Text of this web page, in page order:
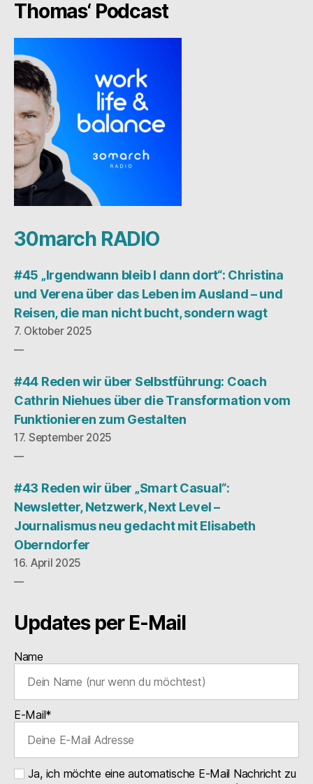
Thomas‘ Podcast
30march RADIO
#45 „Irgendwann bleib I dann dort“: Christina
und Verena über das Leben im Ausland – und
Reisen, die man nicht bucht, sondern wagt
7. Oktober 2025
#44 Reden wir über Selbstführung: Coach
Cathrin Niehues über die Transformation vom
Funktionieren zum Gestalten
17. September 2025
#43 Reden wir über „Smart Casual“:
Newsletter, Netzwerk, Next Level –
Journalismus neu gedacht mit Elisabeth
Oberndorfer
16. April 2025
Updates per E-Mail
Name
E-Mail*
Ja, ich möchte eine automatische E-Mail Nachricht zu